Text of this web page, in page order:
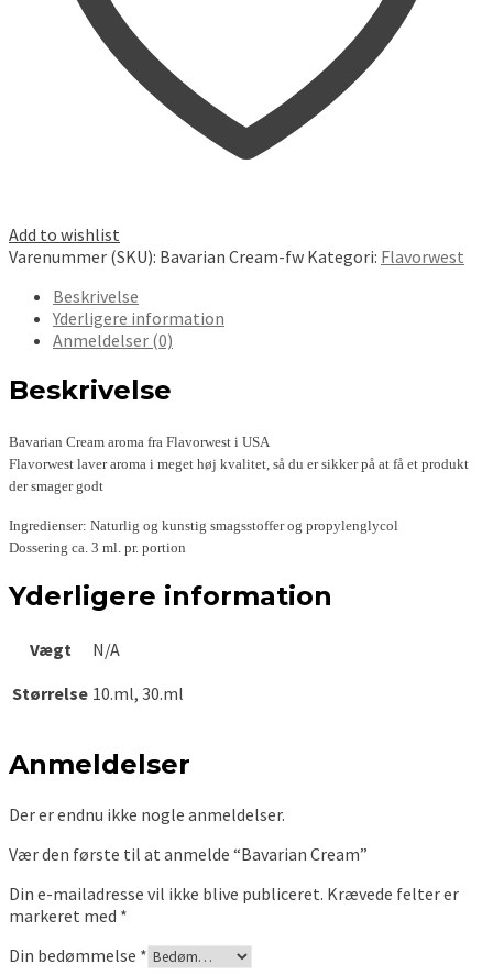
Add to wishlist
Varenummer (SKU): Bavarian Cream-fw Kategori: Flavorwest
Beskrivelse
Yderligere information
Anmeldelser (0)
Beskrivelse
Bavarian Cream aroma fra Flavorwest i USA
Flavorwest laver aroma i meget høj kvalitet, så du er sikker på at få et produkt
der smager godt
Ingredienser: Naturlig og kunstig smagsstoffer og propylenglycol
Dossering ca. 3 ml. pr. portion
Yderligere information
Vægt
N/A
Størrelse 10.ml, 30.ml
Anmeldelser
Der er endnu ikke nogle anmeldelser.
Vær den første til at anmelde “Bavarian Cream”
Din e-mailadresse vil ikke blive publiceret. Krævede felter er
markeret med *
Din bedømmelse *